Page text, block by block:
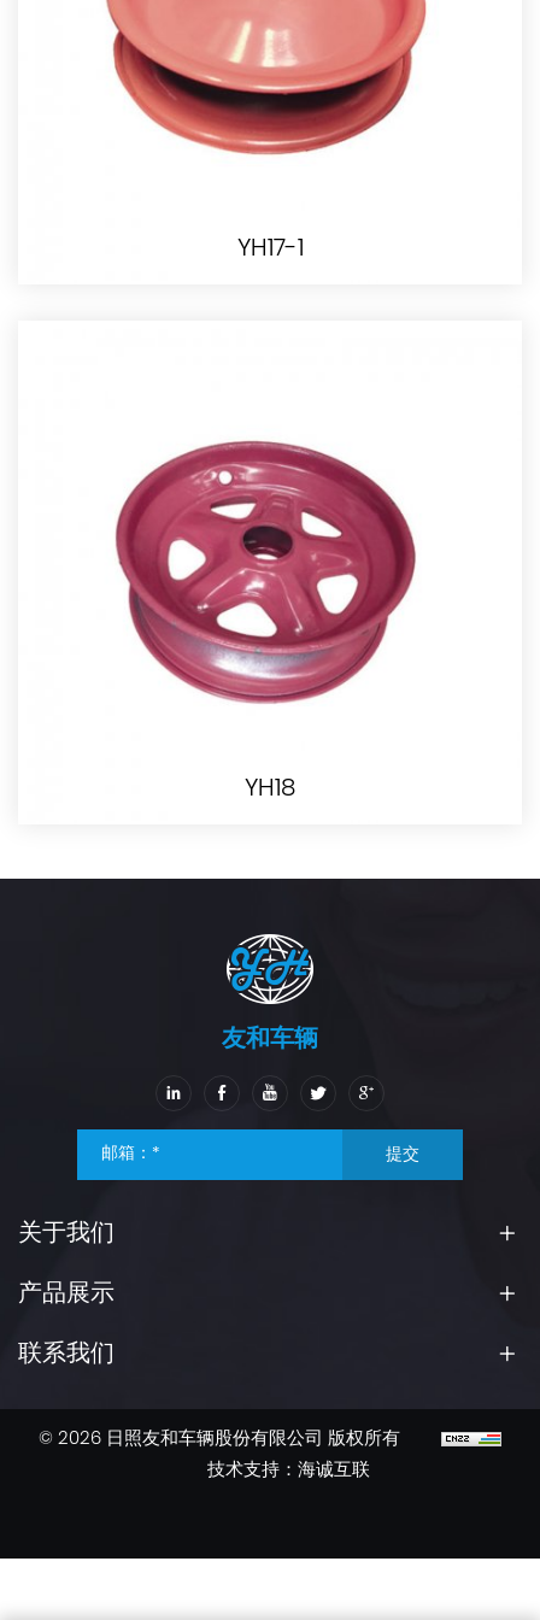
YH17-1
YH18
友和车辆
提交
关于我们
产品展示
联系我们
© 2026 日照友和车辆股份有限公司 版权所有
技术支持：海诚互联